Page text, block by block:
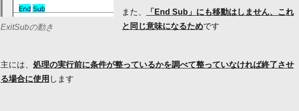
ExitSubの動き
また、
「End Sub」にも移動はしません、これ
と同じ意味になるためです
主には、 処理の実行前に条件が整っているかを調べて整っていなければ終了させ
る場合に使用 します